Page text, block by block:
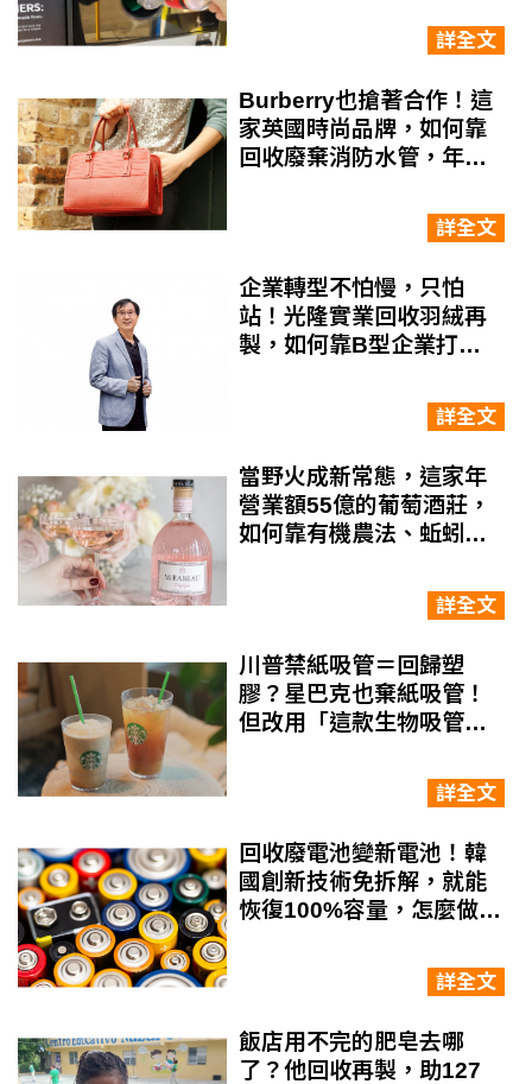
詳全文
Burberry也搶著合作！這
家英國時尚品牌，如何靠
回收廢棄消防水管，年賺
詳全文
企業轉型不怕慢，只怕
站！光隆實業回收羽絨再
製，如何靠B型企業打造
詳全文
當野火成新常態，這家年
營業額55億的葡萄酒莊，
如何靠有機農法、蚯蚓大
詳全文
川普禁紙吸管＝回歸塑
膠？星巴克也棄紙吸管！
但改用「這款生物吸管」
詳全文
回收廢電池變新電池！韓
國創新技術免拆解，就能
恢復100%容量，怎麼做到
詳全文
飯店用不完的肥皂去哪
了？他回收再製，助127